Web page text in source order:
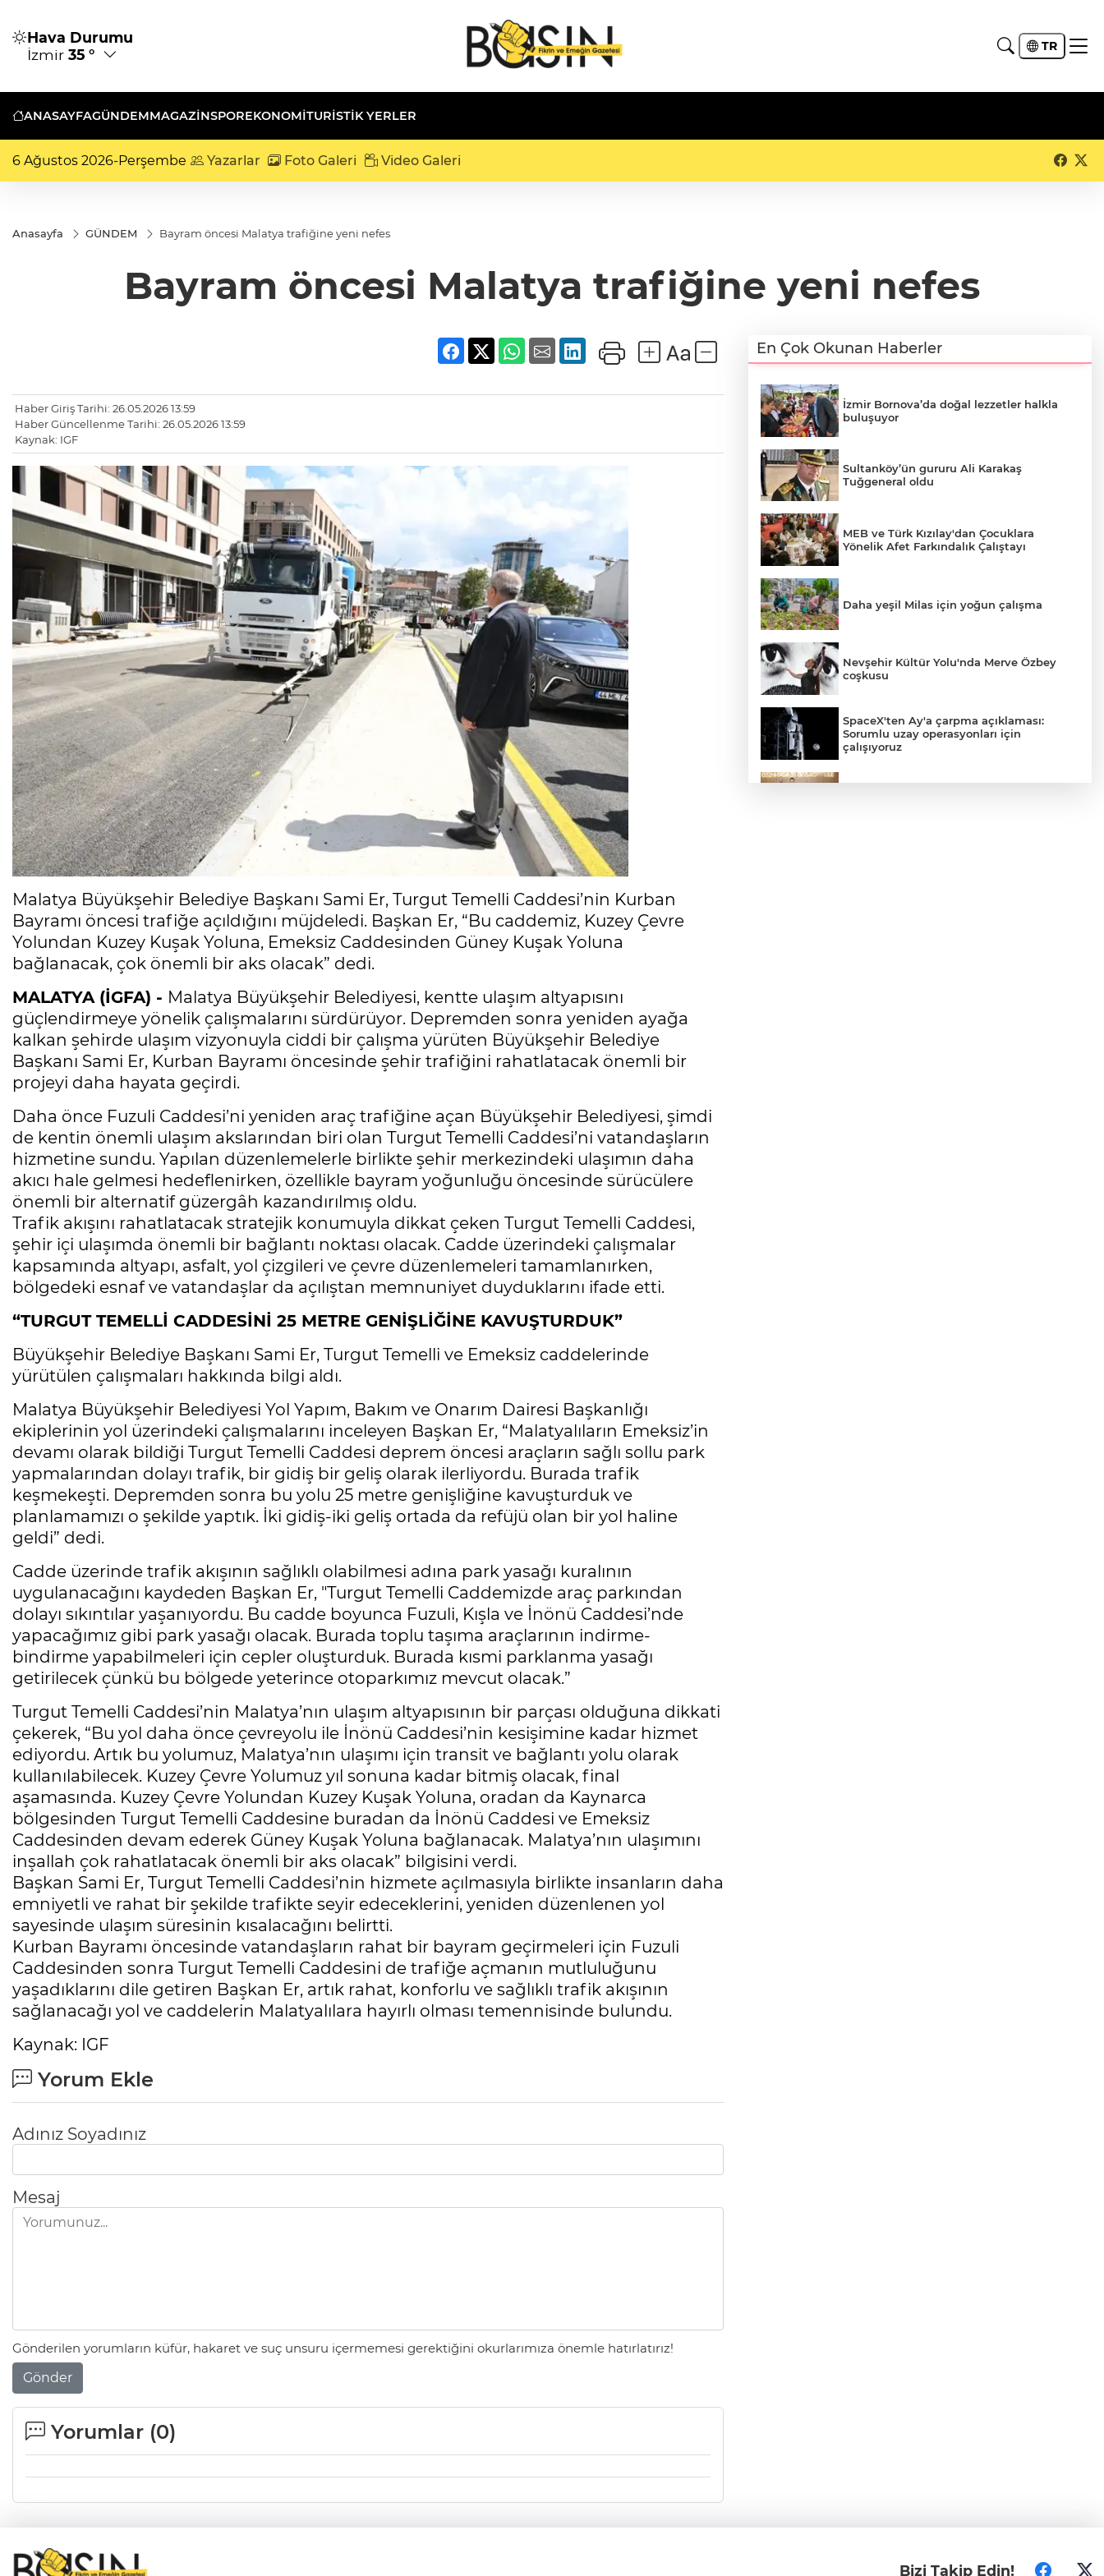
Hava Durumu
İzmir 35 ° TR
ANASAYFAGÜNDEMMAGAZİNSPOREKONOMİTURISTIK YERLER
6 Ağustos 2026-Perşembe Yazarlar Foto Galeri Video Galeri
Anasayfa GÜNDEM Bayram öncesi Malatya trafiğine yeni nefes
Bayram öncesi Malatya trafiğine yeni nefes
Haber Giriş Tarihi: 26.05.2026 13:59
Haber Güncellenme Tarihi: 26.05.2026 13:59
Kaynak: IGF
Malatya Büyükşehir Belediye Başkanı Sami Er, Turgut Temelli Caddesi’nin Kurban
Bayramı öncesi trafiğe açıldığını müjdeledi. Başkan Er, “Bu caddemiz, Kuzey Çevre
Yolundan Kuzey Kuşak Yoluna, Emeksiz Caddesinden Güney Kuşak Yoluna
bağlanacak, çok önemli bir aks olacak” dedi.
MALATYA (İGFA) - Malatya Büyükşehir Belediyesi, kentte ulaşım altyapısını
güçlendirmeye yönelik çalışmalarını sürdürüyor. Depremden sonra yeniden ayağa
kalkan şehirde ulaşım vizyonuyla ciddi bir çalışma yürüten Büyükşehir Belediye
Başkanı Sami Er, Kurban Bayramı öncesinde şehir trafiğini rahatlatacak önemli bir
projeyi daha hayata geçirdi.
Daha önce Fuzuli Caddesi’ni yeniden araç trafiğine açan Büyükşehir Belediyesi, şimdi
de kentin önemli ulaşım akslarından biri olan Turgut Temelli Caddesi’ni vatandaşların
hizmetine sundu. Yapılan düzenlemelerle birlikte şehir merkezindeki ulaşımın daha
akıcı hale gelmesi hedeflenirken, özellikle bayram yoğunluğu öncesinde sürücülere
önemli bir alternatif güzergâh kazandırılmış oldu.
Trafik akışını rahatlatacak stratejik konumuyla dikkat çeken Turgut Temelli Caddesi,
şehir içi ulaşımda önemli bir bağlantı noktası olacak. Cadde üzerindeki çalışmalar
kapsamında altyapı, asfalt, yol çizgileri ve çevre düzenlemeleri tamamlanırken,
bölgedeki esnaf ve vatandaşlar da açılıştan memnuniyet duyduklarını ifade etti.
“TURGUT TEMELLİ CADDESİNİ 25 METRE GENİŞLİĞİNE KAVUŞTURDUK”
Büyükşehir Belediye Başkanı Sami Er, Turgut Temelli ve Emeksiz caddelerinde
yürütülen çalışmaları hakkında bilgi aldı.
Malatya Büyükşehir Belediyesi Yol Yapım, Bakım ve Onarım Dairesi Başkanlığı
ekiplerinin yol üzerindeki çalışmalarını inceleyen Başkan Er, “Malatyalıların Emeksiz’in
devamı olarak bildiği Turgut Temelli Caddesi deprem öncesi araçların sağlı sollu park
yapmalarından dolayı trafik, bir gidiş bir geliş olarak ilerliyordu. Burada trafik
keşmekeşti. Depremden sonra bu yolu 25 metre genişliğine kavuşturduk ve
planlamamızı o şekilde yaptık. İki gidiş-iki geliş ortada da refüjü olan bir yol haline
geldi” dedi.
Cadde üzerinde trafik akışının sağlıklı olabilmesi adına park yasağı kuralının
uygulanacağını kaydeden Başkan Er, "Turgut Temelli Caddemizde araç parkından
dolayı sıkıntılar yaşanıyordu. Bu cadde boyunca Fuzuli, Kışla ve İnönü Caddesi’nde
yapacağımız gibi park yasağı olacak. Burada toplu taşıma araçlarının indirme-
bindirme yapabilmeleri için cepler oluşturduk. Burada kısmi parklanma yasağı
getirilecek çünkü bu bölgede yeterince otoparkımız mevcut olacak.”
Turgut Temelli Caddesi’nin Malatya’nın ulaşım altyapısının bir parçası olduğuna dikkati
çekerek, “Bu yol daha önce çevreyolu ile İnönü Caddesi’nin kesişimine kadar hizmet
ediyordu. Artık bu yolumuz, Malatya’nın ulaşımı için transit ve bağlantı yolu olarak
kullanılabilecek. Kuzey Çevre Yolumuz yıl sonuna kadar bitmiş olacak, final
aşamasında. Kuzey Çevre Yolundan Kuzey Kuşak Yoluna, oradan da Kaynarca
bölgesinden Turgut Temelli Caddesine buradan da İnönü Caddesi ve Emeksiz
Caddesinden devam ederek Güney Kuşak Yoluna bağlanacak. Malatya’nın ulaşımını
inşallah çok rahatlatacak önemli bir aks olacak” bilgisini verdi.
Başkan Sami Er, Turgut Temelli Caddesi’nin hizmete açılmasıyla birlikte insanların daha
emniyetli ve rahat bir şekilde trafikte seyir edeceklerini, yeniden düzenlenen yol
sayesinde ulaşım süresinin kısalacağını belirtti.
Kurban Bayramı öncesinde vatandaşların rahat bir bayram geçirmeleri için Fuzuli
Caddesinden sonra Turgut Temelli Caddesini de trafiğe açmanın mutluluğunu
yaşadıklarını dile getiren Başkan Er, artık rahat, konforlu ve sağlıklı trafik akışının
sağlanacağı yol ve caddelerin Malatyalılara hayırlı olması temennisinde bulundu.
Kaynak: IGF
Yorum Ekle
Adınız Soyadınız
Mesaj
Gönderilen yorumların küfür, hakaret ve suç unsuru içermemesi gerektiğini okurlarımıza önemle hatırlatırız!
Gönder
Yorumlar (0)
En Çok Okunan Haberler
İzmir Bornova’da doğal lezzetler halkla
buluşuyor
Sultanköy’ün gururu Ali Karakaş
Tuğgeneral oldu
MEB ve Türk Kızılay'dan Çocuklara
Yönelik Afet Farkındalık Çalıştayı
Daha yeşil Milas için yoğun çalışma
Nevşehir Kültür Yolu'nda Merve Özbey
coşkusu
SpaceX'ten Ay'a çarpma açıklaması:
Sorumlu uzay operasyonları için
çalışıyoruz
Bizi Takip Edin!